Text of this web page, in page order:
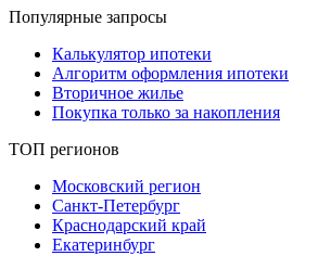
Популярные запросы
Калькулятор ипотеки
Алгоритм оформления ипотеки
Вторичное жилье
Покупка только за накопления
ТОП регионов
Московский регион
Санкт-Петербург
Краснодарский край
Екатеринбург